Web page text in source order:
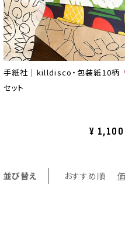
手紙社｜killdisco・包装紙10柄
セット
¥ 1,100
並び替え おすすめ順